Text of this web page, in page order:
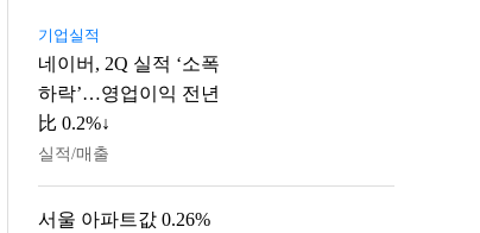
기업실적
네이버, 2Q 실적 ‘소폭
하락’…영업이익 전년
比 0.2%↓
실적/매출
서울 아파트값 0.26%